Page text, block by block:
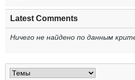
Latest Comments
Ничего не найдено по данным